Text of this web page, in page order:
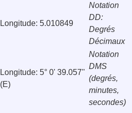
Longitude: 5.010849
Notation
DD:
Degrés
Décimaux
Longitude: 5° 0' 39.057''
(E)
Notation
DMS
(degrés,
minutes,
secondes)